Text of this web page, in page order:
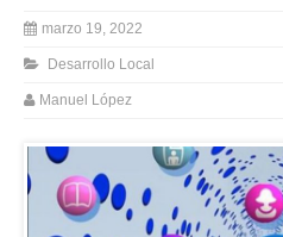
marzo 19, 2022
Desarrollo Local
Manuel López